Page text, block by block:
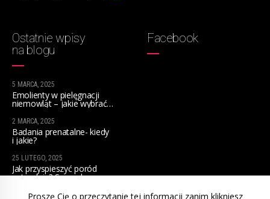
Proszę Cię o przeczytanie tej informacji zanim klikniesz
Ostatnie wpisy
na blogu
5 MARCA, 2025
Emolienty w pielęgnacji
niemowląt – jakie wybrać
2 MARCA, 2025
Badania prenatalne- kiedy
i jakie?
25 LUTEGO, 2025
Jak przyspieszyć poród
naturalnie? Sprawdzone
Facebook